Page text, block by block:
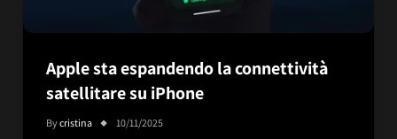
Apple sta espandendo la connettività
satellitare su iPhone
Bycristina 10/11/2025